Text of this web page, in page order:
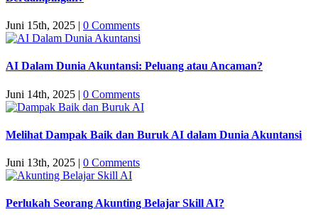
Juni 15th, 2025 | 0 Comments
AI Dalam Dunia Akuntansi: Peluang atau Ancaman?
Juni 14th, 2025 | 0 Comments
Melihat Dampak Baik dan Buruk AI dalam Dunia Akuntansi
Juni 13th, 2025 | 0 Comments
Perlukah Seorang Akunting Belajar Skill AI?